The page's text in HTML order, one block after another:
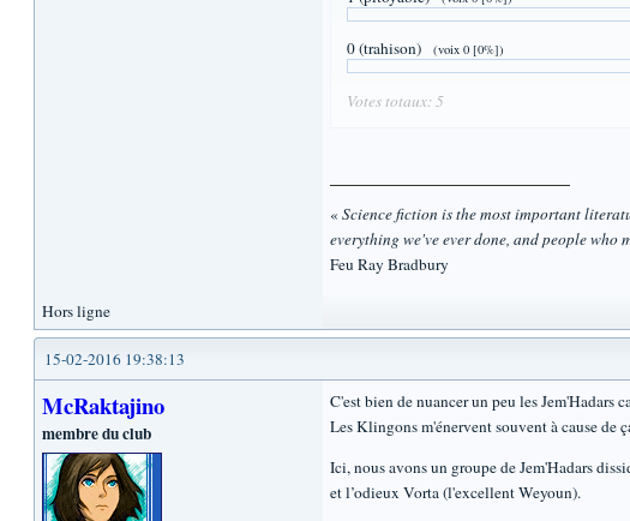
0 (trahison) (voix 0 [0%])
Votes totaux: 5
« Science fiction is the most important
everything we've ever done, and people
Feu Ray Bradbury
Hors ligne
15-02-2016 19:38:13
McRaktajino
membre du club
C'est bien de nuancer un peu les Jem'Hadars
Les Klingons m'énervent souvent à cause de
Ici, nous avons un groupe de Jem'Hadars
et l’odieux Vorta (l'excellent Weyoun).